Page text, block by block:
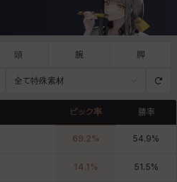
頭 腕 脚
全て特殊素材
ピック率 勝率
69.2% 54.9%
14.1 % 51.5%